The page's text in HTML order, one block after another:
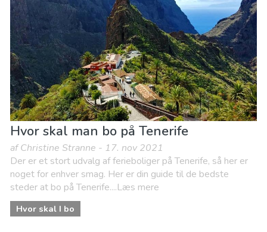
Hvor skal man bo på Tenerife
af Christine Stranne - 17. nov 2021
Der er et stort udvalg af ferieboliger på Tenerife, så her er
noget for enhver smag. Her er din guide til de bedste
steder at bo på Tenerife....Læs mere
Hvor skal I bo